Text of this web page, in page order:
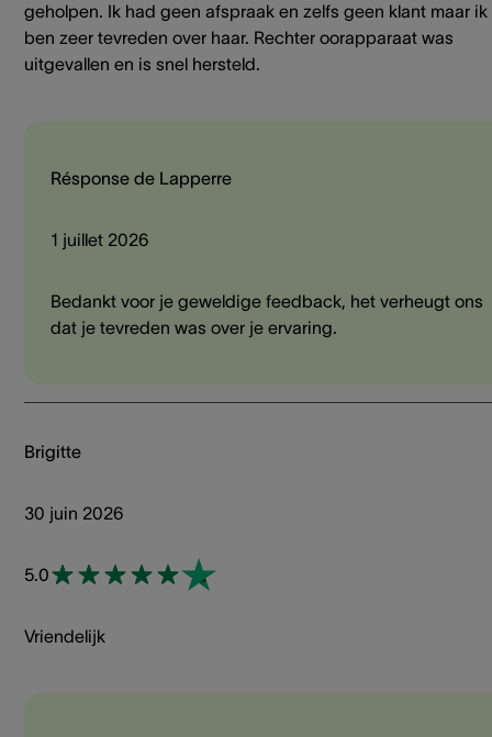
geholpen. Ik had geen afspraak en zelfs geen klant maar ik
ben zeer tevreden over haar. Rechter oorapparaat was
uitgevallen en is snel hersteld.
Résponse de Lapperre
1 juillet 2026
Bedankt voor je geweldige feedback, het verheugt ons
dat je tevreden was over je ervaring.
Brigitte
30 juin 2026
5.0
Vriendelijk